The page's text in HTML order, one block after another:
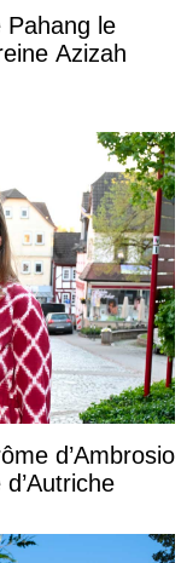
Pahang le
Azizah
d’Ambrosio